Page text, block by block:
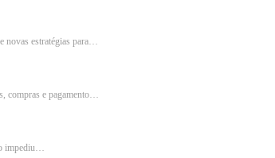
novas estratégias para…
compras e pagamento…
impediu…